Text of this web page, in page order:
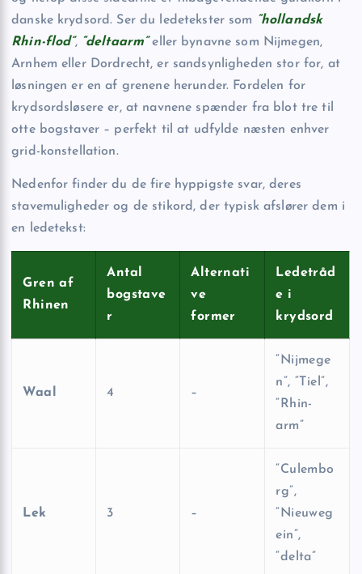
danske krydsord. Ser du ledetekster som “hollandsk
Rhin-flod”, “deltaarm”eller bynavne som Nijmegen,
Arnhem eller Dordrecht, er sandsynligheden stor for, at
løsningen er en af grenene herunder. Fordelen for
krydsordsløsere er, at navnene spænder fra blot tre til
otte bogstaver – perfekt til at udfylde næsten enhver
grid-konstellation.
Nedenfor finder du de fire hyppigste svar, deres
stavemuligheder og de stikord, der typisk afslører dem i
en ledetekst:
Gren af
Rhinen
Antal
bogstave
r
Alternati
ve
former
Ledetråd
e i
krydsord
Waal 4 –
“Nijmege
n”, “Tiel”,
“Rhin-
arm”
Lek 3 –
“Culembo
rg”,
“Nieuweg
ein”,
“delta”